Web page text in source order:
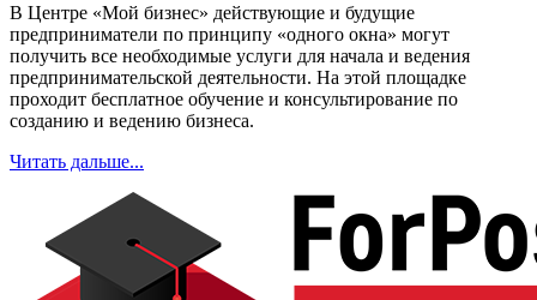
В Центре «Мой бизнес» действующие и будущие
предприниматели по принципу «одного окна» могут
получить все необходимые услуги для начала и ведения
предпринимательской деятельности. На этой площадке
проходит бесплатное обучение и консультирование по
созданию и ведению бизнеса.
Читать дальше...